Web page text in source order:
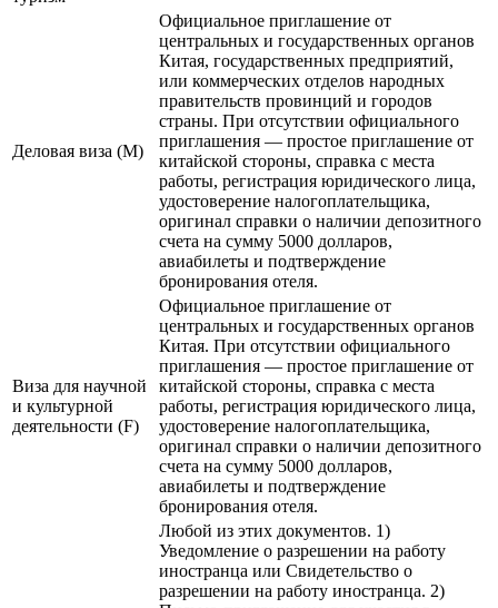
Деловая виза (M)
Официальное приглашение от
центральных и государственных органов
Китая, государственных предприятий,
или коммерческих отделов народных
правительств провинций и городов
страны. При отсутствии официального
приглашения — простое приглашение от
китайской стороны, справка с места
работы, регистрация юридического лица,
удостоверение налогоплательщика,
оригинал справки о наличии депозитного
счета на сумму 5000 долларов,
авиабилеты и подтверждение
бронирования отеля.
Виза для научной
и культурной
деятельности (F)
Официальное приглашение от
центральных и государственных органов
Китая. При отсутствии официального
приглашения — простое приглашение от
китайской стороны, справка с места
работы, регистрация юридического лица,
удостоверение налогоплательщика,
оригинал справки о наличии депозитного
счета на сумму 5000 долларов,
авиабилеты и подтверждение
бронирования отеля.
Любой из этих документов. 1)
Уведомление о разрешении на работу
иностранца или Свидетельство о
разрешении на работу иностранца. 2)